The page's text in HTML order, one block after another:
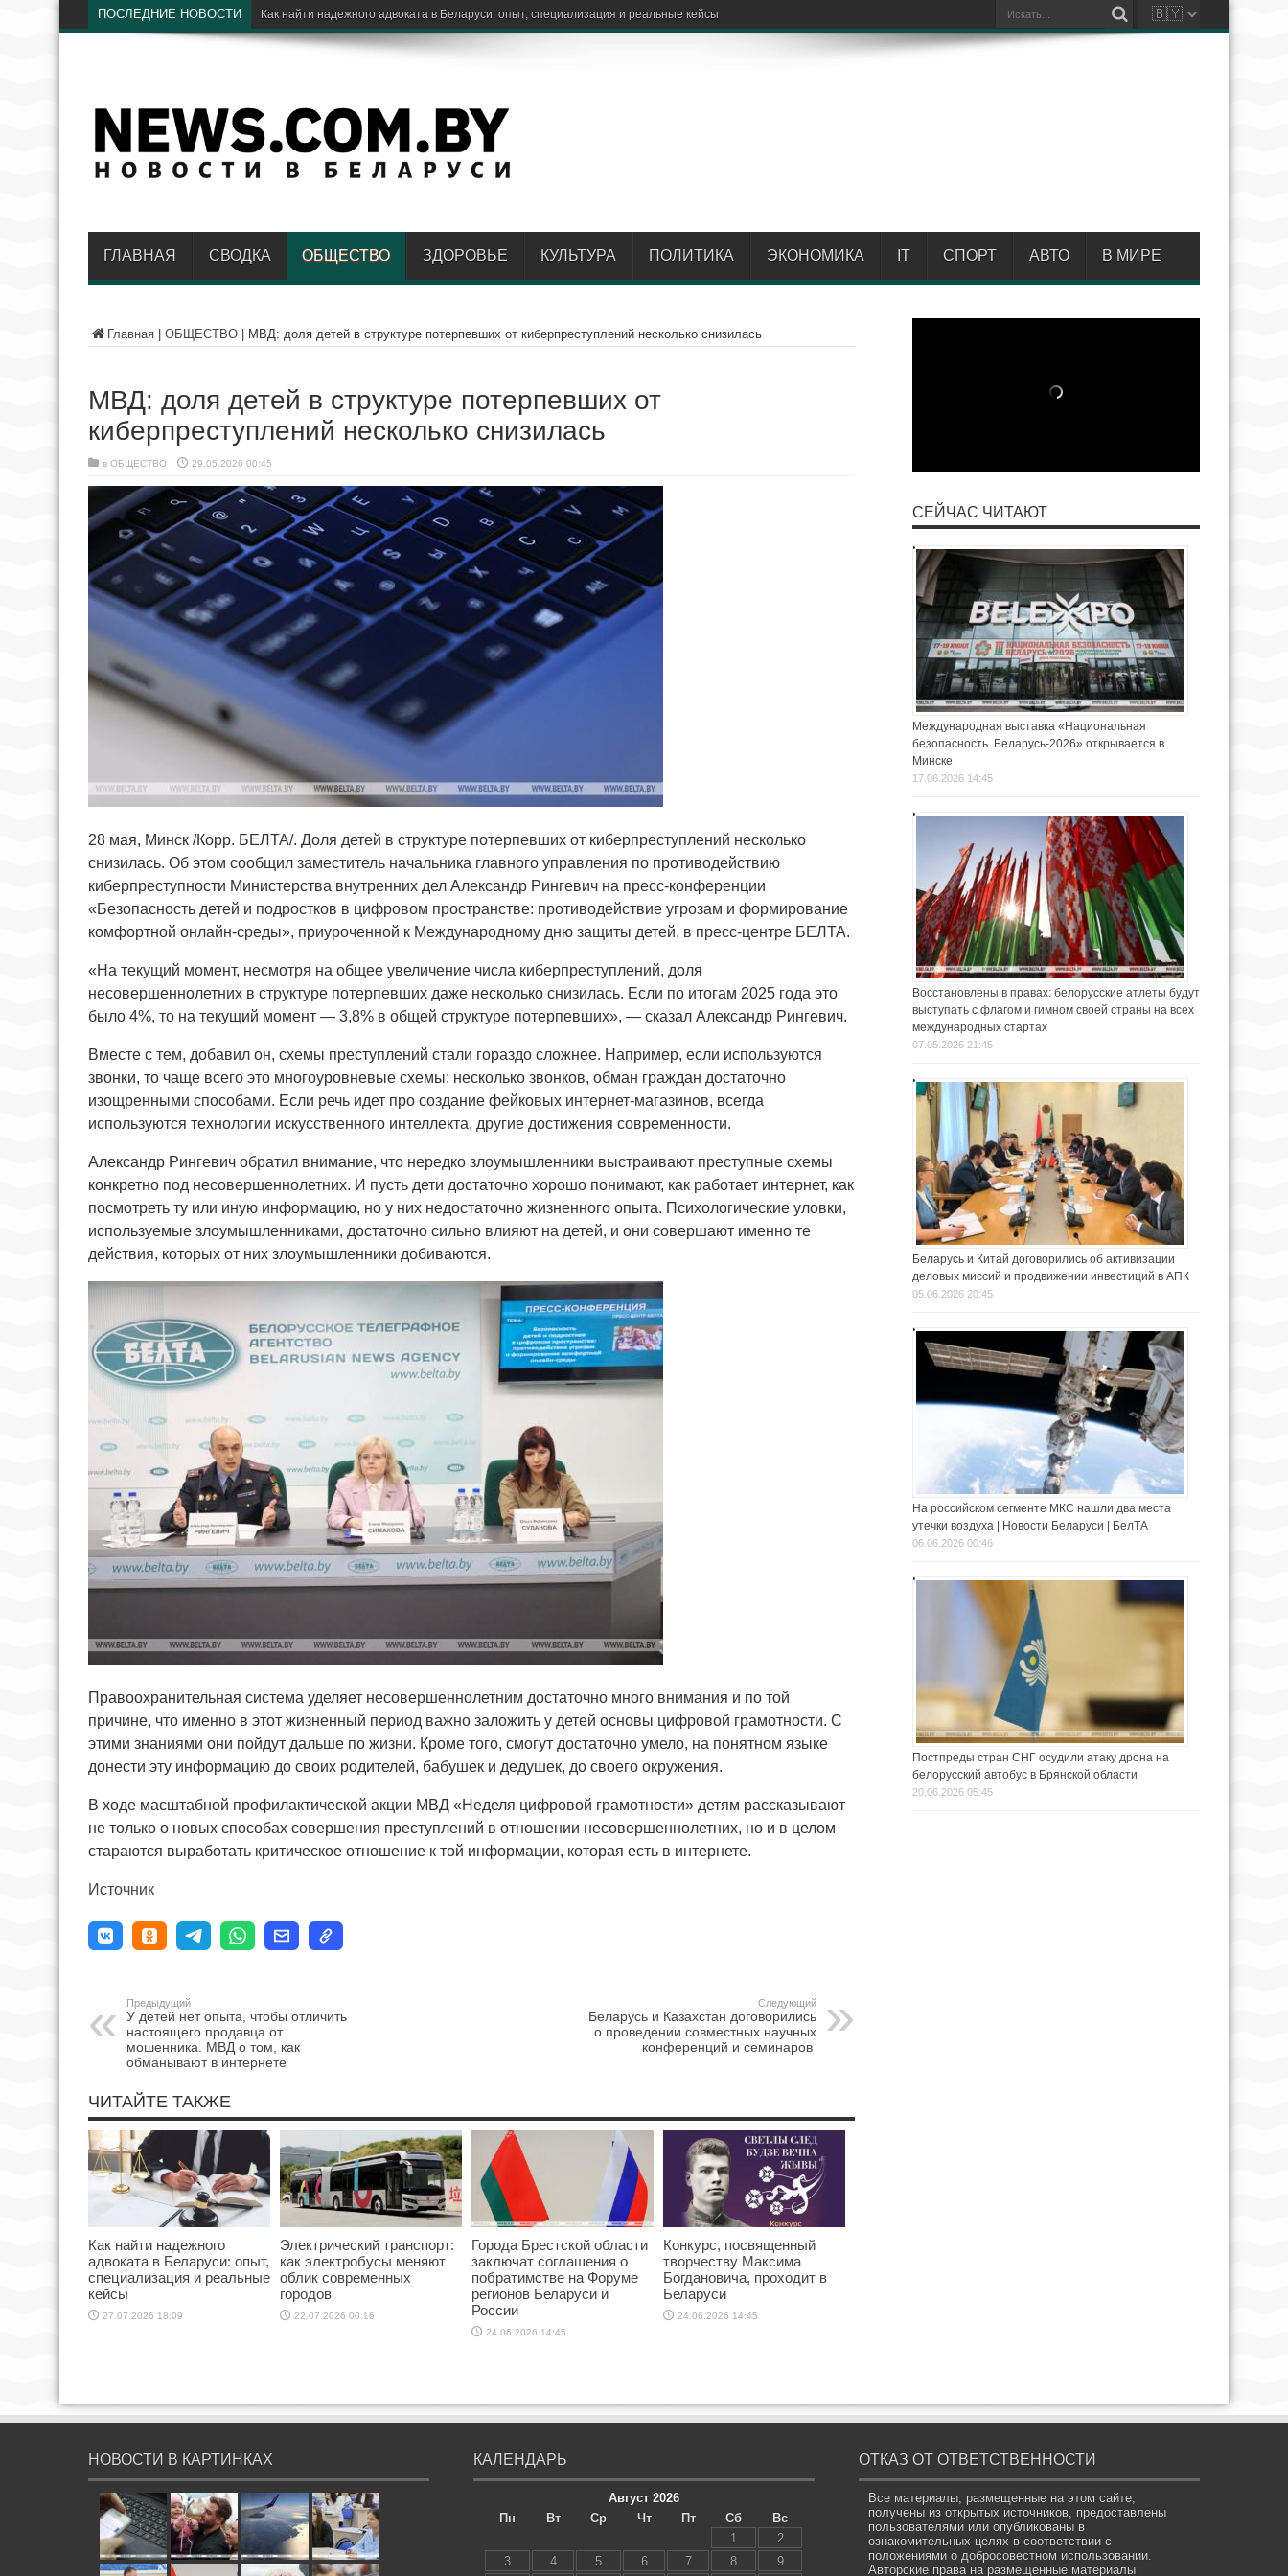
ПОСЛЕДНИЕ НОВОСТИ Как найти надежного адвоката в Беларуси: опыт, специализация и реальные кейсы
ГЛАВНАЯ СВОДКА ОБЩЕСТВО ЗДОРОВЬЕ КУЛЬТУРА ПОЛИТИКА ЭКОНОМИКА IT СПОРТ АВТО В МИРЕ
Главная ОБЩЕСТВО МВД: доля детей в структуре потерпевших от киберпреступлений несколько снизилась
МВД: доля детей в структуре потерпевших от
киберпреступлений несколько снизилась
в ОБЩЕСТВО 29.05.2026 00:45
28 мая, Минск /Корр. БЕЛТА/. Доля детей в структуре потерпевших от киберпреступлений несколько
снизилась. Об этом сообщил заместитель начальника главного управления по противодействию
киберпреступности Министерства внутренних дел Александр Рингевич на пресс-конференции
«Безопасность детей и подростков в цифровом пространстве: противодействие угрозам и формирование
комфортной онлайн-среды», приуроченной к Международному дню защиты детей, в пресс-центре БЕЛТА.
«На текущий момент, несмотря на общее увеличение числа киберпреступлений, доля
несовершеннолетних в структуре потерпевших даже несколько снизилась. Если по итогам 2025 года это
было 4%, то на текущий момент — 3,8% в общей структуре потерпевших», — сказал Александр Рингевич.
Вместе с тем, добавил он, схемы преступлений стали гораздо сложнее. Например, если используются
звонки, то чаще всего это многоуровневые схемы: несколько звонков, обман граждан достаточно
изощренными способами. Если речь идет про создание фейковых интернет-магазинов, всегда
используются технологии искусственного интеллекта, другие достижения современности.
Александр Рингевич обратил внимание, что нередко злоумышленники выстраивают преступные схемы
конкретно под несовершеннолетних. И пусть дети достаточно хорошо понимают, как работает интернет, как
посмотреть ту или иную информацию, но у них недостаточно жизненного опыта. Психологические уловки,
используемые злоумышленниками, достаточно сильно влияют на детей, и они совершают именно те
действия, которых от них злоумышленники добиваются.
Правоохранительная система уделяет несовершеннолетним достаточно много внимания и по той
причине, что именно в этот жизненный период важно заложить у детей основы цифровой грамотности. С
этими знаниями они пойдут дальше по жизни. Кроме того, смогут достаточно умело, на понятном языке
донести эту информацию до своих родителей, бабушек и дедушек, до своего окружения.
В ходе масштабной профилактической акции МВД «Неделя цифровой грамотности» детям рассказывают
не только о новых способах совершения преступлений в отношении несовершеннолетних, но и в целом
стараются выработать критическое отношение к той информации, которая есть в интернете.
Источник
Предыдущий
У детей нет опыта, чтобы отличить
настоящего продавца от
мошенника. МВД о том, как
обманывают в интернете
Следующий
Беларусь и Казахстан договорились
о проведении совместных научных
конференций и семинаров
ЧИТАЙТЕ ТАКЖЕ
Как найти надежного
адвоката в Беларуси: опыт,
специализация и реальные
кейсы
27.07.2026 18:09
Электрический транспорт:
как электробусы меняют
облик современных
городов
22.07.2026 00:16
Города Брестской области
заключат соглашения о
побратимстве на Форуме
регионов Беларуси и
России
24.06.2026 14:45
Конкурс, посвященный
творчеству Максима
Богдановича, проходит в
Беларуси
24.06.2026 14:45
СЕЙЧАС ЧИТАЮТ
Международная выставка «Национальная
безопасность. Беларусь-2026» открывается в
Минске
17.06.2026 14:45
Восстановлены в правах: белорусские атлеты будут
выступать с флагом и гимном своей страны на всех
международных стартах
07.05.2026 21:45
Беларусь и Китай договорились об активизации
деловых миссий и продвижении инвестиций в АПК
05.06.2026 20:45
На российском сегменте МКС нашли два места
утечки воздуха | Новости Беларуси | БелТА
06.06.2026 00:46
Постпреды стран СНГ осудили атаку дрона на
белорусский автобус в Брянской области
20.06.2026 05:45
НОВОСТИ В КАРТИНКАХ КАЛЕНДАРЬ
Август 2026
Пн
Вт Ср Чт Пт Сб
Вс
1
2
3
4 5 6 7 8 9
ОТКАЗ ОТ ОТВЕТСТВЕННОСТИ
Все материалы, размещенные на этом сайте,
получены из открытых источников, предоставлены
пользователями или опубликованы в
ознакомительных целях в соответствии с
положениями о добросовестном использовании.
Авторские права на размещенные материалы